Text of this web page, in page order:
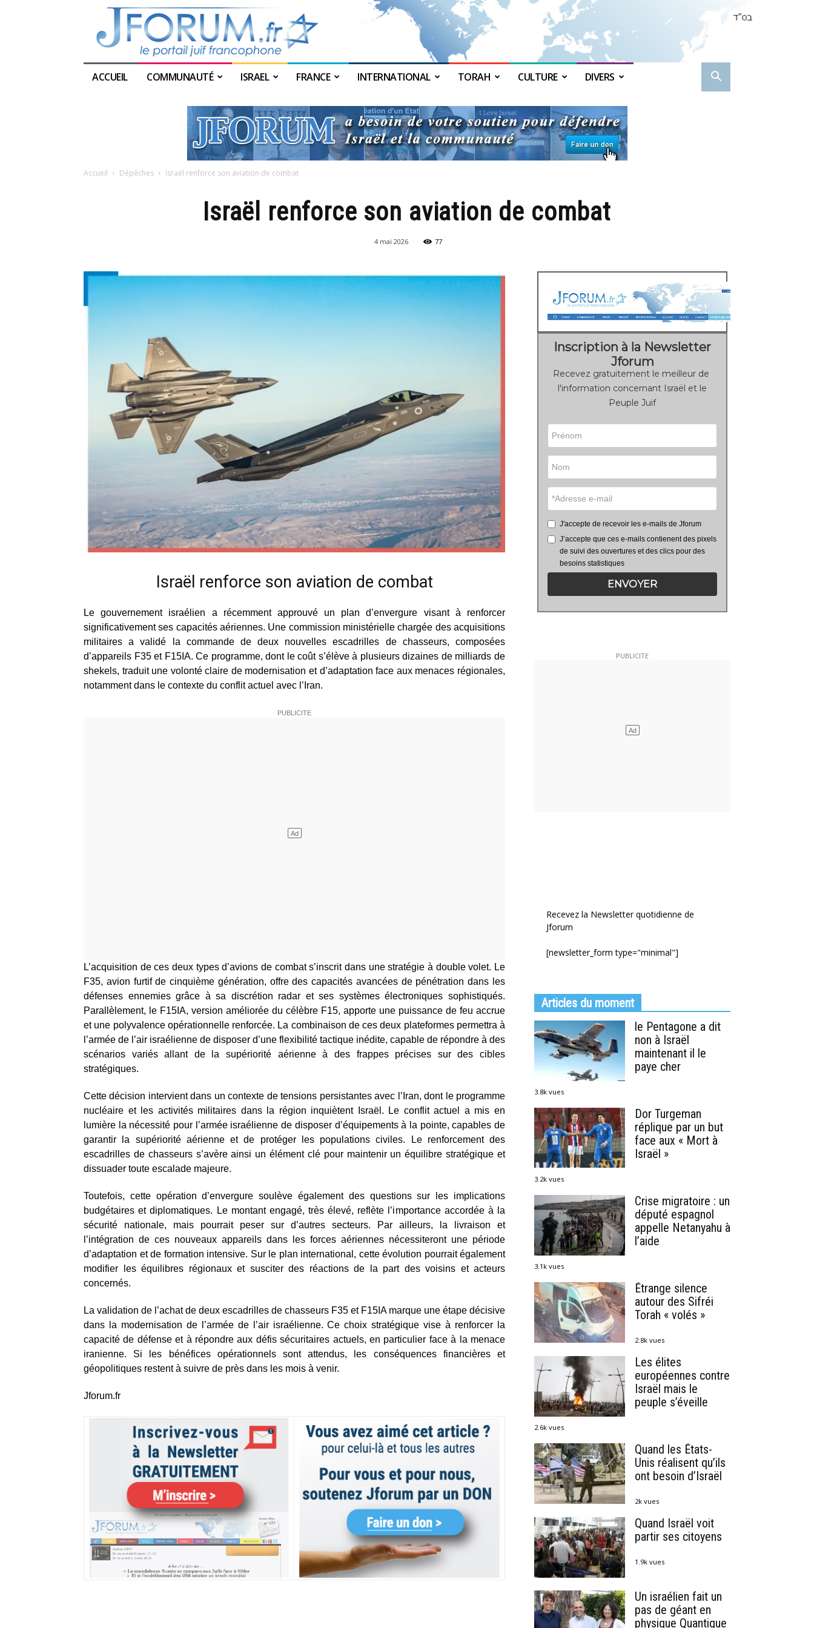
ACCUEIL COMMUNAUTÉ ISRAEL FRANCE INTERNATIONAL TORAH CULTURE DIVERS
Accueil Dépêches Israël renforce son aviation de combat
Israël renforce son aviation de combat
4 mai 2026 77
Israël renforce son aviation de combat
Le gouvernement israélien a récemment approuvé un plan d’envergure visant à renforcer
significativement ses capacités aériennes. Une commission ministérielle chargée des acquisitions
militaires a validé la commande de deux nouvelles escadrilles de chasseurs, composées
d’appareils F35 et F15IA. Ce programme, dont le coût s’élève à plusieurs dizaines de milliards de
shekels, traduit une volonté claire de modernisation et d’adaptation face aux menaces régionales,
notamment dans le contexte du conflit actuel avec l’Iran.
L’acquisition de ces deux types d’avions de combat s’inscrit dans une stratégie à double volet. Le
F35, avion furtif de cinquième génération, offre des capacités avancées de pénétration dans les
défenses ennemies grâce à sa discrétion radar et ses systèmes électroniques sophistiqués.
Parallèlement, le F15IA, version améliorée du célèbre F15, apporte une puissance de feu accrue
et une polyvalence opérationnelle renforcée. La combinaison de ces deux plateformes permettra à
l’armée de l’air israélienne de disposer d’une flexibilité tactique inédite, capable de répondre à des
scénarios variés allant de la supériorité aérienne à des frappes précises sur des cibles
stratégiques.
Cette décision intervient dans un contexte de tensions persistantes avec l’Iran, dont le programme
nucléaire et les activités militaires dans la région inquiètent Israël. Le conflit actuel a mis en
lumière la nécessité pour l’armée israélienne de disposer d’équipements à la pointe, capables de
garantir la supériorité aérienne et de protéger les populations civiles. Le renforcement des
escadrilles de chasseurs s’avère ainsi un élément clé pour maintenir un équilibre stratégique et
dissuader toute escalade majeure.
Toutefois, cette opération d’envergure soulève également des questions sur les implications
budgétaires et diplomatiques. Le montant engagé, très élevé, reflète l’importance accordée à la
sécurité nationale, mais pourrait peser sur d’autres secteurs. Par ailleurs, la livraison et
l’intégration de ces nouveaux appareils dans les forces aériennes nécessiteront une période
d’adaptation et de formation intensive. Sur le plan international, cette évolution pourrait également
modifier les équilibres régionaux et susciter des réactions de la part des voisins et acteurs
concernés.
La validation de l’achat de deux escadrilles de chasseurs F35 et F15IA marque une étape décisive
dans la modernisation de l’armée de l’air israélienne. Ce choix stratégique vise à renforcer la
capacité de défense et à répondre aux défis sécuritaires actuels, en particulier face à la menace
iranienne. Si les bénéfices opérationnels sont attendus, les conséquences financières et
géopolitiques restent à suivre de près dans les mois à venir.
Jforum.fr
Inscription à la Newsletter
Jforum
Recevez gratuitement le meilleur de
l'information concernant Israël et le
Peuple Juif
J'accepte de recevoir les e-mails de Jforum
J’accepte que ces e-mails contienent des pixels
de suivi des ouvertures et des clics pour des
besoins statistiques
ENVOYER
Recevez la Newsletter quotidienne de
Jforum
[newsletter_form type="minimal"]
Articles du moment
le Pentagone a dit
non à Israël
maintenant il le
paye cher
3.8k vues
Dor Turgeman
réplique par un but
face aux « Mort à
Israël »
3.2k vues
Crise migratoire : un
député espagnol
appelle Netanyahu à
l’aide
3.1k vues
Étrange silence
autour des Sifréi
Torah « volés »
2.8k vues
Les élites
européennes contre
Israël mais le
peuple s’éveille
2.6k vues
Quand les États-
Unis réalisent qu’ils
ont besoin d’Israël
2k vues
Quand Israël voit
partir ses citoyens
1.9k vues
Un israélien fait un
pas de géant en
physique Quantique